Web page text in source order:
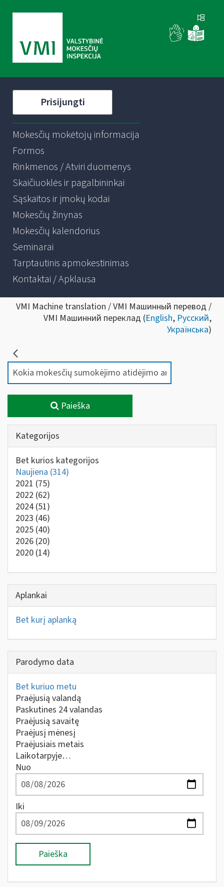
Prisijungti
Mokesčių mokėtojų informacija
Formos
Rinkmenos / Atviri duomenys
Skaičiuoklės ir pagalbininkai
Sąskaitos ir įmokų kodai
Mokesčių žinynas
Mokesčių kalendorius
Seminarai
Tarptautinis apmokestinimas
Kontaktai / Apklausa
VMI Machine translation / VMI Машинный перевод /
VMI Машинний переклад (English, Русский,
Українська)
Paieška
Kategorijos
Bet kurios kategorijos
Naujiena (314)
2021 (75)
2022 (62)
2024 (51)
2023 (46)
2025 (40)
2026 (20)
2020 (14)
Aplankai
Bet kurį aplanką
Parodymo data
Bet kuriuo metu
Praėjusią valandą
Paskutines 24 valandas
Praėjusią savaitę
Praėjusį mėnesį
Praėjusiais metais
Laikotarpyje…
Nuo
Iki
Paieška